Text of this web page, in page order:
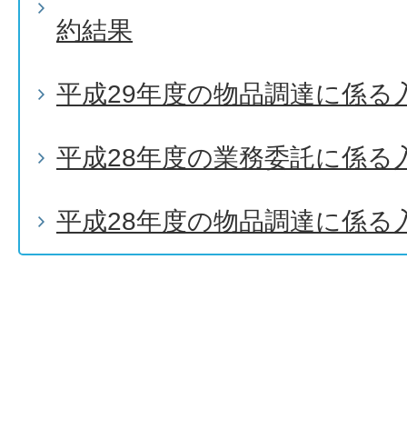
約結果
平成29年度の物品調達に係る
平成28年度の業務委託に係る
平成28年度の物品調達に係る